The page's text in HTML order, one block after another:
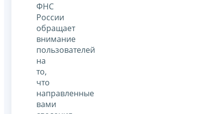
ФНС
России
обращает
внимание
пользователей
на
то,
что
направленные
вами